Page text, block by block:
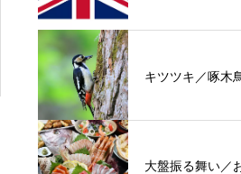
キツツキ／啄木
大盤振る舞い／